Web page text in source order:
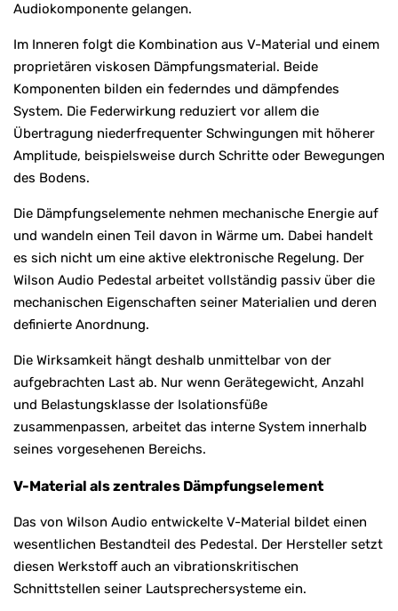
Audiokomponente gelangen.
Im Inneren folgt die Kombination aus V-Material und einem
proprietären viskosen Dämpfungsmaterial. Beide
Komponenten bilden ein federndes und dämpfendes
System. Die Federwirkung reduziert vor allem die
Übertragung niederfrequenter Schwingungen mit höherer
Amplitude, beispielsweise durch Schritte oder Bewegungen
des Bodens.
Die Dämpfungselemente nehmen mechanische Energie auf
und wandeln einen Teil davon in Wärme um. Dabei handelt
es sich nicht um eine aktive elektronische Regelung. Der
Wilson Audio Pedestal arbeitet vollständig passiv über die
mechanischen Eigenschaften seiner Materialien und deren
definierte Anordnung.
Die Wirksamkeit hängt deshalb unmittelbar von der
aufgebrachten Last ab. Nur wenn Gerätegewicht, Anzahl
und Belastungsklasse der Isolationsfüße
zusammenpassen, arbeitet das interne System innerhalb
seines vorgesehenen Bereichs.
V-Material als zentrales Dämpfungselement
Das von Wilson Audio entwickelte V-Material bildet einen
wesentlichen Bestandteil des Pedestal. Der Hersteller setzt
diesen Werkstoff auch an vibrationskritischen
Schnittstellen seiner Lautsprechersysteme ein.